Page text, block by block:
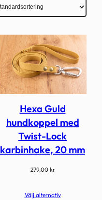
Hexa Guld
hundkoppel med
Twist-Lock
karbinhake, 20 mm
279,00 kr
Välj alternativ